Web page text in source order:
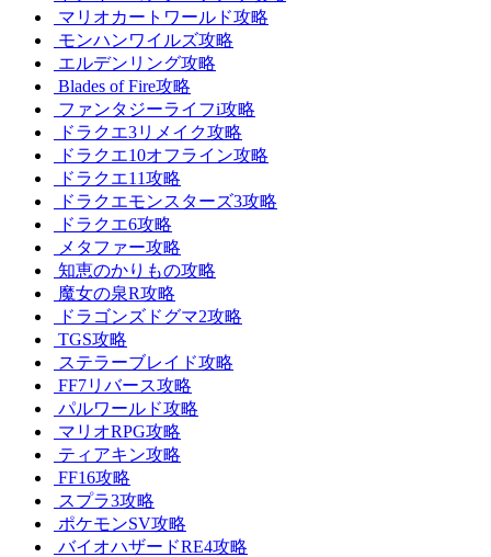
マリオカートワールド攻略
モンハンワイルズ攻略
エルデンリング攻略
Blades of Fire攻略
ファンタジーライフi攻略
ドラクエ3リメイク攻略
ドラクエ10オフライン攻略
ドラクエ11攻略
ドラクエモンスターズ3攻略
ドラクエ6攻略
メタファー攻略
知恵のかりもの攻略
魔女の泉R攻略
ドラゴンズドグマ2攻略
TGS攻略
ステラーブレイド攻略
FF7リバース攻略
パルワールド攻略
マリオRPG攻略
ティアキン攻略
FF16攻略
スプラ3攻略
ポケモンSV攻略
バイオハザードRE4攻略